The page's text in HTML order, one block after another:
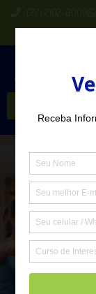
(27) 2102-6000